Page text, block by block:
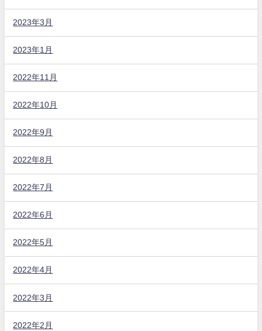
2023年3月
2023年1月
2022年11月
2022年10月
2022年9月
2022年8月
2022年7月
2022年6月
2022年5月
2022年4月
2022年3月
2022年2月